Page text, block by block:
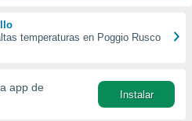
temperaturas en Poggio Rusco
app de
Instalar